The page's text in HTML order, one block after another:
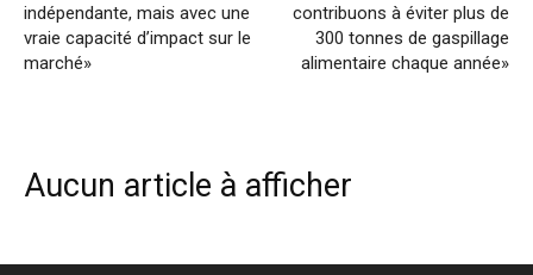
indépendante, mais avec une
vraie capacité d’impact sur le
marché»
contribuons à éviter plus de
300 tonnes de gaspillage
alimentaire chaque année»
Aucun article à afficher